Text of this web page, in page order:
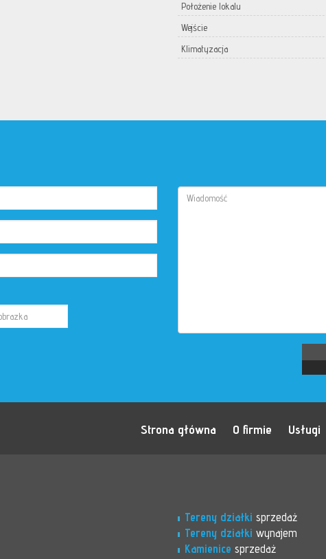
Położenie lokalu
Wejście
Klimatyzacja
Strona główna O firmie Usługi
Tereny działki sprzedaż
Tereny działki wynajem
Kamienice sprzedaż